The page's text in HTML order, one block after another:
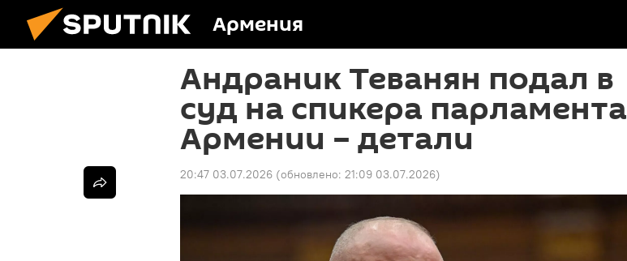
Армения
Андраник Теванян подал в
суд на спикера парламента
Армении – детали
20:47 03.07.2026 (обновлено: 21:09 03.07.2026)